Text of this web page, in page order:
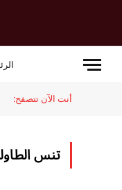
أنت الآن تتصفح:
تنس